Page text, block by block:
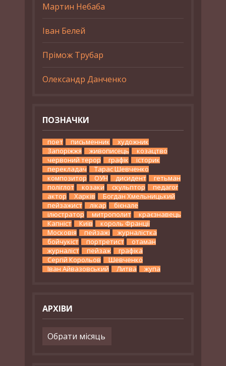
Мартин Небаба
Іван Белей
Прімож Трубар
Олександр Данченко
ПОЗНАЧКИ
поет письменник
художник
Запоріжжя
живописець
козацтво
червоний терор
графік
історик
перекладач
Тарас Шевченко
композитор
ОУН дисидент
гетьман
поліглот
козаки скульптор
педагог
актор
Харків
Богдан Хмельницький
пейзажист
лікар
бієнале
ілюстратор
митрополит
краєзнавець
Капніст
Київ
король Франції
Московія
пейзажі
журналістка
бойчукіст
портретист
отаман
журналіст
пейзаж
графіка
Сергій Корольов
Шевченко
Іван Айвазовський
Литва жупа
АРХІВИ
Архіви